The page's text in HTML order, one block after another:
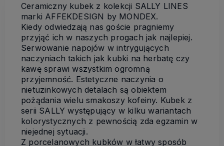
Ceramiczny kubek z kolekcji SALLY LINES
marki AFFEKDESIGN by MONDEX.
Kiedy odwiedzają nas goście pragniemy
przyjąć ich w naszych progach jak najlepiej.
Serwowanie napojów w intrygujących
naczyniach takich jak kubki na herbatę czy
kawę sprawi wszystkim ogromną
przyjemność. Estetyczne naczynia o
nietuzinkowych detalach są obiektem
pożądania wielu smakoszy kofeiny. Kubek z
serii SALLY występujący w kilku wariantach
kolorystycznych z pewnością zda egzamin w
niejednej sytuacji.
Z porcelanowych kubków w łatwy sposób